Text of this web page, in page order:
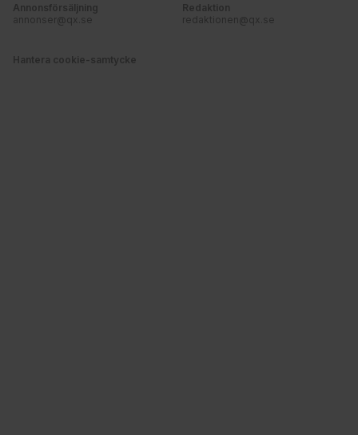
Annonsförsäljning
annonser@qx.se
Redaktion
redaktionen@qx.se
Hantera cookie-samtycke